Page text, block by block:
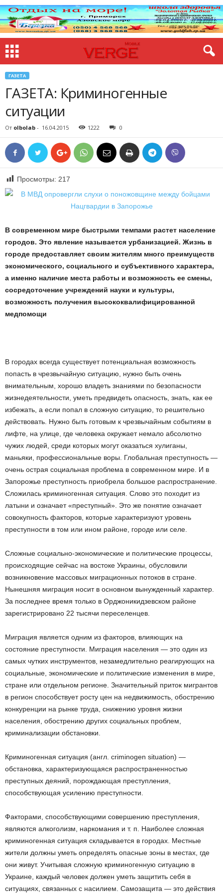
ГАЗЕТА
ГАЗЕТА: Криминогенные
ситуации
От olbolab - 16.04.2015 1222 0
Просмотры: 217
В современном мире быстрыми темпами растет население
городов. Это явление называется урбанизацией. Жизнь в
городе предоставляет своим жителям много преимуществ
экономического, социального и субъективного характера,
а именно наличие места работы и возможность ее смены,
сосредоточение учреждений науки и культуры,
возможность получения высококвалифицированной
медпомощи
В городах всегда существует потенциальная возможность
попасть в чрезвычайную ситуацию, нужно быть очень
внимательным, хорошо владеть знаниями по безопасности
жизнедеятельности, уметь предвидеть опасность, знать, как ее
избежать, а если попал в сложную ситуацию, то решительно
действовать. Нужно быть готовым к чрезвычайным событиям в
лифте, на улице, где человека окружает немало абсолютно
чужих людей, среди которых могут оказаться хулиганы,
маньяки, профессиональные воры. Глобальная преступность —
очень острая социальная проблема в современном мире. И в
Запорожье преступность приобрела большое распространение.
Сложилась криминогенная ситуация. Слово это походит из
латыни и означает «преступный». Это же понятие означает
совокупность факторов, которые характеризуют уровень
преступности в том или ином районе, городе или селе.
Сложные социально-экономические и политические процессы,
происходящие сейчас на востоке Украины, обусловили
возникновение массовых миграционных потоков в стране.
Нынешняя миграция носит в основном вынужденный характер.
За последнее время только в Орджоникидзевском районе
зарегистрировано 22 тысячи переселенцев.
Миграция является одним из факторов, влияющих на
состояние преступности. Миграция населения — это один из
самых чутких инструментов, незамедлительно реагирующих на
социальные, экономические и политические изменения в мире,
стране или отдельном регионе. Значительный приток мигрантов
в регион способствует росту цен на недвижимость, обострению
конкуренции на рынке труда, снижению уровня жизни
населения, обострению других социальных проблем,
криминализации обстановки.
Криминогенная ситуация (англ. criminogen situation) —
обстановка, характеризующаяся распространенностью
преступных деяний, порождающая преступления,
способствующая усилению преступности.
Факторами, способствующими совершению преступления,
являются алкоголизм, наркомания и т. п. Наиболее сложная
криминогенная ситуация складывается в городах. Местные
жители должны уметь определять опасные зоны в местах, где
они живут. Учитывая сложную криминогенную ситуацию в
Украине, каждый человек должен уметь защитить себя в
ситуациях, связанных с насилием. Самозащита — это действия